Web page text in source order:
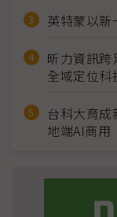
英特蒙以新
昕力資訊
全域定位科
台科大育成
地端AI商用